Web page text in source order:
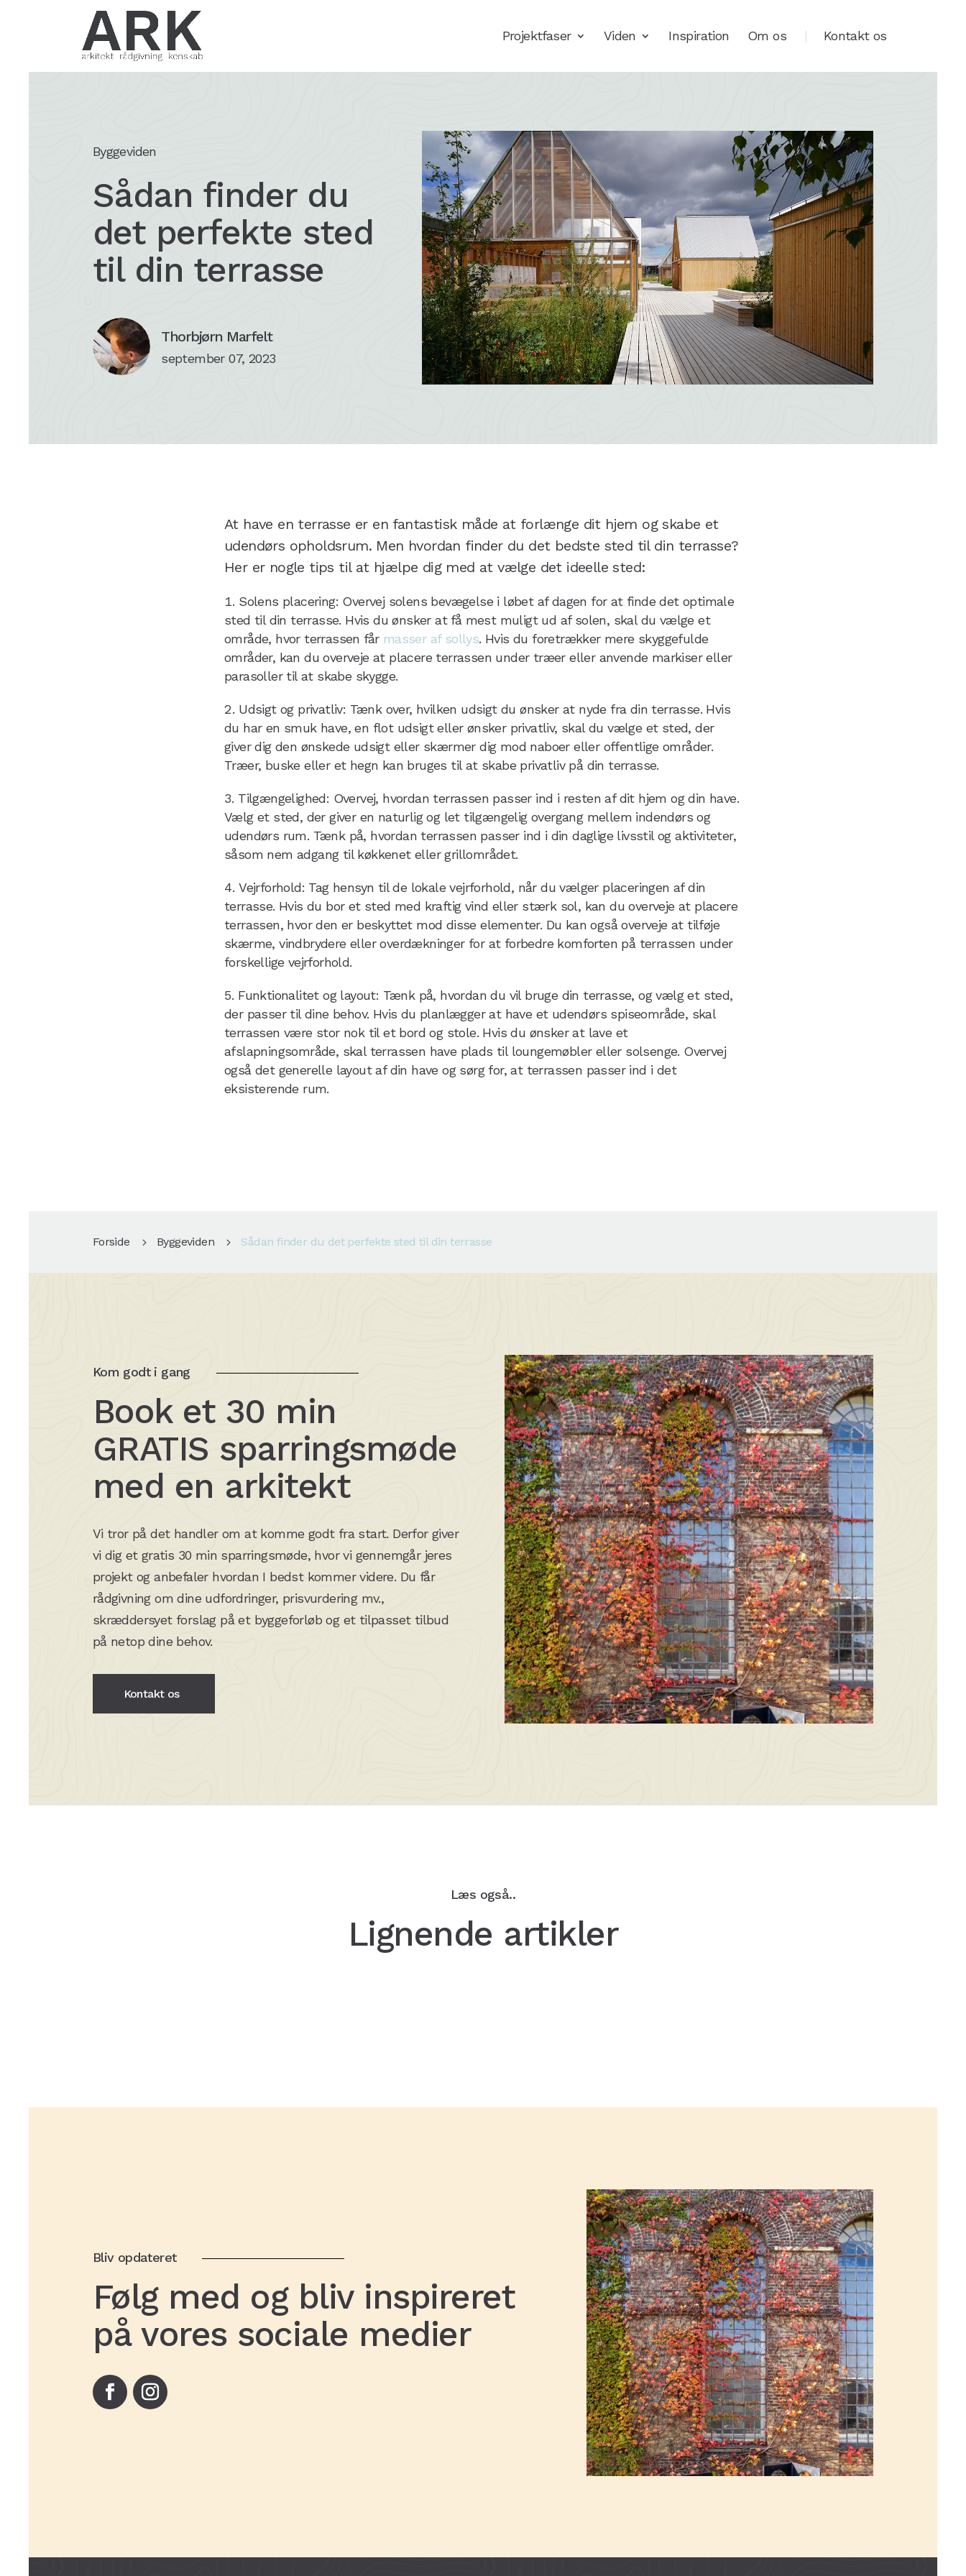
Projektfaser Viden Inspiration Om os Kontakt os
Byggeviden
Sådan finder du
det perfekte sted
til din terrasse
Thorbjørn Marfelt
september 07, 2023
At have en terrasse er en fantastisk måde at forlænge dit hjem og skabe et
udendørs opholdsrum. Men hvordan finder du det bedste sted til din terrasse?
Her er nogle tips til at hjælpe dig med at vælge det ideelle sted:
Solens placering: Overvej solens bevægelse i løbet af dagen for at finde det optimale
sted til din terrasse. Hvis du ønsker at få mest muligt ud af solen, skal du vælge et
område, hvor terrassen får masser af sollys. Hvis du foretrækker mere skyggefulde
områder, kan du overveje at placere terrassen under træer eller anvende markiser eller
parasoller til at skabe skygge.
Udsigt og privatliv: Tænk over, hvilken udsigt du ønsker at nyde fra din terrasse. Hvis
du har en smuk have, en flot udsigt eller ønsker privatliv, skal du vælge et sted, der
giver dig den ønskede udsigt eller skærmer dig mod naboer eller offentlige områder.
Træer, buske eller et hegn kan bruges til at skabe privatliv på din terrasse.
Tilgængelighed: Overvej, hvordan terrassen passer ind i resten af dit hjem og din have.
Vælg et sted, der giver en naturlig og let tilgængelig overgang mellem indendørs og
udendørs rum. Tænk på, hvordan terrassen passer ind i din daglige livsstil og aktiviteter,
såsom nem adgang til køkkenet eller grillområdet.
Vejrforhold: Tag hensyn til de lokale vejrforhold, når du vælger placeringen af din
terrasse. Hvis du bor et sted med kraftig vind eller stærk sol, kan du overveje at placere
terrassen, hvor den er beskyttet mod disse elementer. Du kan også overveje at tilføje
skærme, vindbrydere eller overdækninger for at forbedre komforten på terrassen under
forskellige vejrforhold.
Funktionalitet og layout: Tænk på, hvordan du vil bruge din terrasse, og vælg et sted,
der passer til dine behov. Hvis du planlægger at have et udendørs spiseområde, skal
terrassen være stor nok til et bord og stole. Hvis du ønsker at lave et
afslapningsområde, skal terrassen have plads til loungemøbler eller solsenge. Overvej
også det generelle layout af din have og sørg for, at terrassen passer ind i det
eksisterende rum.
Forside 5 Byggeviden 5 Sådan finder du det perfekte sted til din terrasse
Kom godt i gang
Book et 30 min
GRATIS sparringsmøde
med en arkitekt
Vi tror på det handler om at komme godt fra start. Derfor giver
vi dig et gratis 30 min sparringsmøde, hvor vi gennemgår jeres
projekt og anbefaler hvordan I bedst kommer videre. Du får
rådgivning om dine udfordringer, prisvurdering mv.,
skræddersyet forslag på et byggeforløb og et tilpasset tilbud
på netop dine behov.
Kontakt os
Læs også..
Lignende artikler
Bliv opdateret
Følg med og bliv inspireret
på vores sociale medier